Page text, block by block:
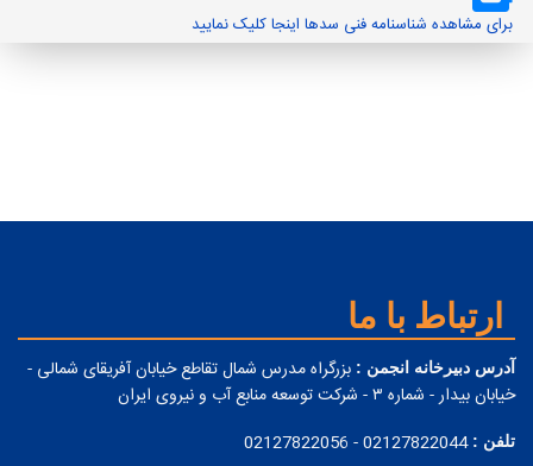
برای مشاهده شناسنامه فنی سدها اینجا کلیک نمایید
ارتباط با ما
آدرس دبیرخانه انجمن : بزرگراه مدرس شمال تقاطع خیابان آفریقای شمالی -
خیابان بیدار - شماره ۳ - شرکت توسعه منابع آب و نیروی ایران
تلفن : 02127822044 - 02127822056